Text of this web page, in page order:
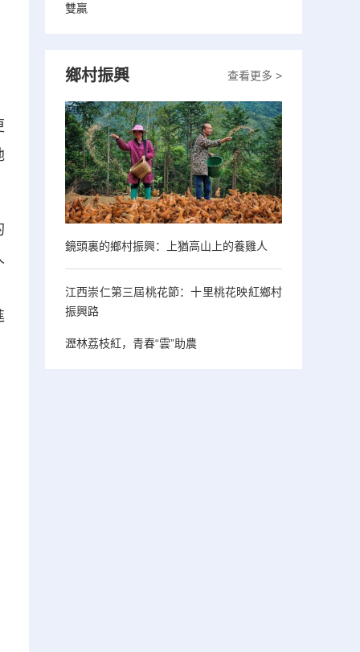
雙贏
查看更多 >
鄉村振興
鏡頭裏的鄉村振興：上猶高山上的養雞人
江西崇仁第三屆桃花節：十里桃花映紅鄉村
振興路
瀝林荔枝紅，青春“雲”助農